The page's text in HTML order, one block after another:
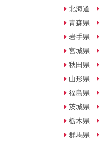
北海道
青森県
岩手県
宮城県
秋田県
山形県
福島県
茨城県
栃木県
群馬県